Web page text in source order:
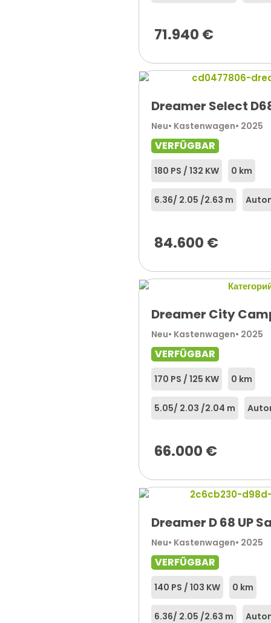
71.940 €
Dreamer Select
Neu• Kastenwagen• 2025
VERFÜGBAR
180 PS / 132 KW 0 km
6.36/ 2.05 /2.63 m
84.600 €
Dreamer City
Neu• Kastenwagen• 2025
VERFÜGBAR
170 PS / 125 KW 0 km
5.05/ 2.03 /2.04 m
66.000 €
Dreamer D 68 UP
Neu• Kastenwagen• 2025
VERFÜGBAR
140 PS / 103 KW 0 km
6.36/ 2.05 /2.63 m